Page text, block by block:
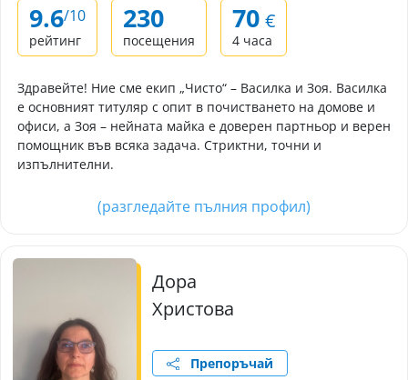
9.6/10
рейтинг
230
посещения
70 €
4 часа
Здравейте! Ние сме екип „Чисто“ – Василка и Зоя. Василка
е основният титуляр с опит в почистването на домове и
офиси, а Зоя – нейната майка е доверен партньор и верен
помощник във всяка задача. Стриктни, точни и
изпълнителни.
(разгледайте пълния профил)
Дора
Христова
Препоръчай